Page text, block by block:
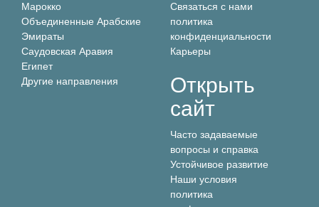
Марокко
Объединенные Арабские
Эмираты
Саудовская Аравия
Египет
Другие направления
Связаться с нами
политика
конфиденциальности
Карьеры
Открыть
сайт
Часто задаваемые
вопросы и справка
Устойчивое развитие
Наши условия
политика